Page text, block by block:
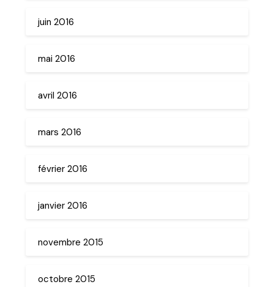
juin 2016
mai 2016
avril 2016
mars 2016
février 2016
janvier 2016
novembre 2015
octobre 2015